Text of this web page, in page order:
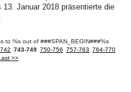
Januar 2018 präsentierte die
to %s out of ###SPAN_BEGIN###%s
743-749 750-756 757-763 764-770
>>